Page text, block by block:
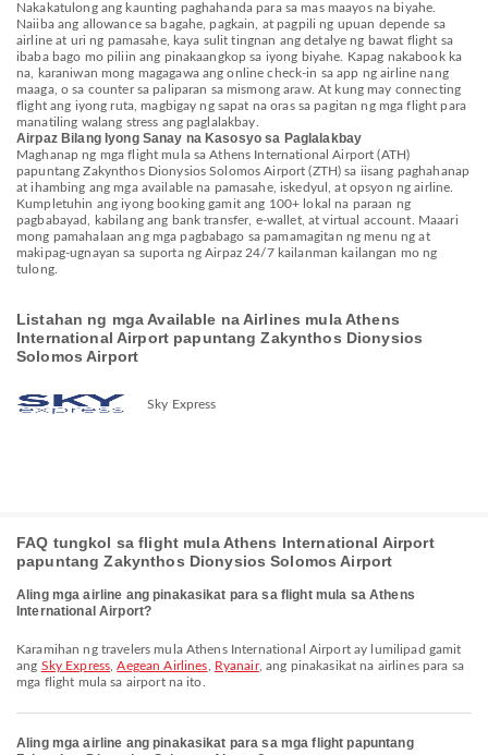
Nakakatulong ang kaunting paghahanda para sa mas maayos na biyahe.
Naiiba ang allowance sa bagahe, pagkain, at pagpili ng upuan depende sa
airline at uri ng pamasahe, kaya sulit tingnan ang detalye ng bawat flight sa
ibaba bago mo piliin ang pinakaangkop sa iyong biyahe. Kapag nakabook ka
na, karaniwan mong magagawa ang online check-in sa app ng airline nang
maaga, o sa counter sa paliparan sa mismong araw. At kung may connecting
flight ang iyong ruta, magbigay ng sapat na oras sa pagitan ng mga flight para
manatiling walang stress ang paglalakbay.
Airpaz Bilang Iyong Sanay na Kasosyo sa Paglalakbay
Maghanap ng mga flight mula sa Athens International Airport (ATH)
papuntang Zakynthos Dionysios Solomos Airport (ZTH) sa iisang paghahanap
at ihambing ang mga available na pamasahe, iskedyul, at opsyon ng airline.
Kumpletuhin ang iyong booking gamit ang 100+ lokal na paraan ng
pagbabayad, kabilang ang bank transfer, e-wallet, at virtual account. Maaari
mong pamahalaan ang mga pagbabago sa pamamagitan ng menu ng at
makipag-ugnayan sa suporta ng Airpaz 24/7 kailanman kailangan mo ng
tulong.
Listahan ng mga Available na Airlines mula Athens
International Airport papuntang Zakynthos Dionysios
Solomos Airport
Sky Express
FAQ tungkol sa flight mula Athens International Airport
papuntang Zakynthos Dionysios Solomos Airport
Aling mga airline ang pinakasikat para sa flight mula sa Athens
International Airport?
Karamihan ng travelers mula Athens International Airport ay lumilipad gamit
ang Sky Express ,Aegean Airlines Ryanair, ang pinakasikat na airlines para sa
mga flight mula sa airport na ito.
Aling mga airline ang pinakasikat para sa mga flight papuntang